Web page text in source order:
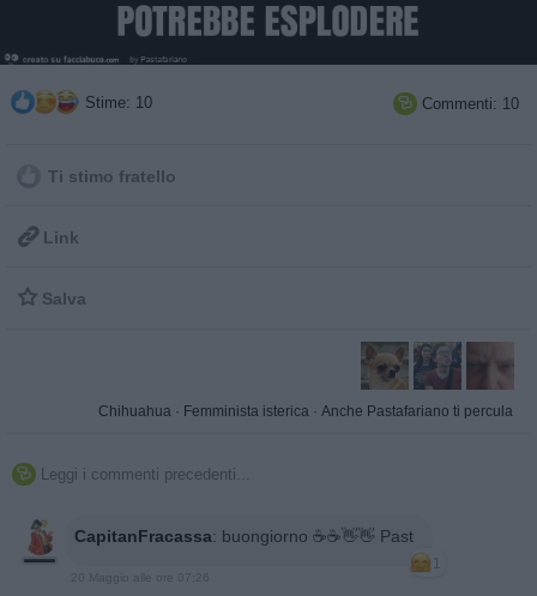
Stime: 10  Commenti: 10
Ti stimo fratello
 Link
 Salva
Chihuahua · Femminista isterica · Anche Pastafariano ti percula
 Leggi i commenti precedenti...
CapitanFracassa: buongiorno ☕️☕️👋👋 Past
1
20 Maggio alle ore 07:26